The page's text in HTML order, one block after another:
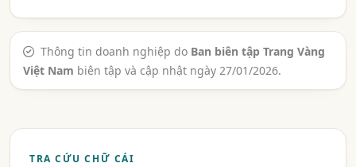
Thông tin doanh nghiệp do Ban biên tập Trang Vàng
Việt Nam biên tập và cập nhật ngày 27/01/2026.
TRA CỨU CHỮ CÁI